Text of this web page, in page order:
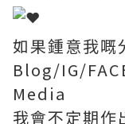
如果鍾意我
Blog/IG/
Media
我會不定期作